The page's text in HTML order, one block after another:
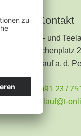
Kontakt
Kräuter- und
Kirchenplatz 2
91207 Lauf a. d.
+49 (0)91 23 /
teeladen.lauf@t-